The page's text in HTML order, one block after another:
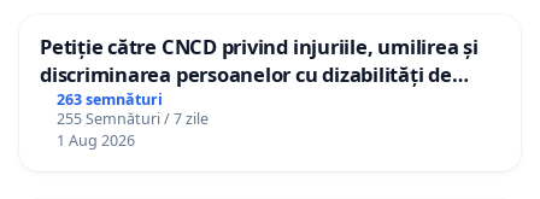
Petiție către CNCD privind injuriile, umilirea și
discriminarea persoanelor cu dizabilități de
către utilizatorul TikTok „Gorici”
263 semnături
255 Semnături / 7 zile
1 Aug 2026